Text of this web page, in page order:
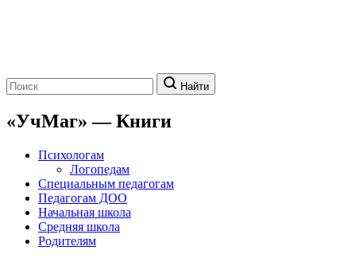
Поиск:
Найти
«УчМаг» — Книги
Психологам
Логопедам
Специальным педагогам
Педагогам ДОО
Начальная школа
Средняя школа
Родителям